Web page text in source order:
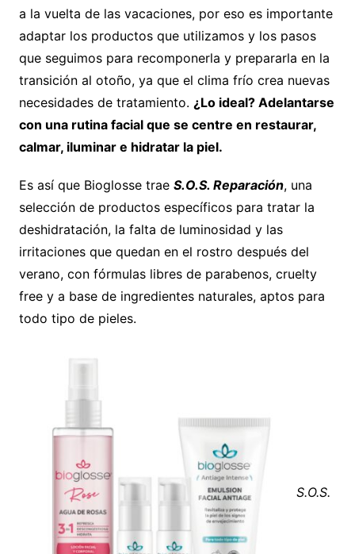
a la vuelta de las vacaciones, por eso es importante
adaptar los productos que utilizamos y los pasos
que seguimos para recomponerla y prepararla en la
transición al otoño, ya que el clima frío crea nuevas
necesidades de tratamiento. ¿Lo ideal? Adelantarse
con una rutina facial que se centre en restaurar,
calmar, iluminar e hidratar la piel.
Es así que Bioglosse trae S.O.S. Reparación, una
selección de productos específicos para tratar la
deshidratación, la falta de luminosidad y las
irritaciones que quedan en el rostro después del
verano, con fórmulas libres de parabenos, cruelty
free y a base de ingredientes naturales, aptos para
todo tipo de pieles.
S.O.S.